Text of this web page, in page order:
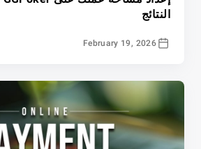
النتائج
February 19, 2026